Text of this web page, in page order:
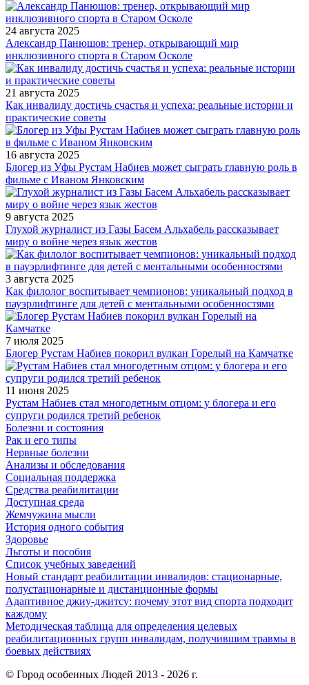
24 августа 2025
Александр Панюшов: тренер, открывающий мир
инклюзивного спорта в Старом Осколе
21 августа 2025
Как инвалиду достичь счастья и успеха: реальные истории и
практические советы
16 августа 2025
Блогер из Уфы Рустам Набиев может сыграть главную роль в
фильме с Иваном Янковским
9 августа 2025
Глухой журналист из Газы Басем Альхабель рассказывает
миру о войне через язык жестов
3 августа 2025
Как филолог воспитывает чемпионов: уникальный подход в
пауэрлифтинге для детей с ментальными особенностями
7 июля 2025
Блогер Рустам Набиев покорил вулкан Горелый на Камчатке
11 июня 2025
Рустам Набиев стал многодетным отцом: у блогера и его
супруги родился третий ребенок
Болезни и состояния
Рак и его типы
Нервные болезни
Анализы и обследования
Социальная поддержка
Средства реабилитации
Доступная среда
Жемчужина мысли
История одного события
Здоровье
Льготы и пособия
Список учебных заведений
Новый стандарт реабилитации инвалидов: стационарные,
полустационарные и дистанционные формы
Адаптивное джиу-джитсу: почему этот вид спорта подходит
каждому
Методическая таблица для определения целевых
реабилитационных групп инвалидам, получившим травмы в
боевых действиях
© Город особенных Людей 2013 - 2026 г.